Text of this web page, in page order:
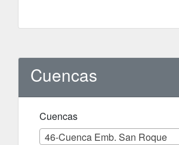
Cuencas
Cuencas
46-Cuenca Emb. San Roque